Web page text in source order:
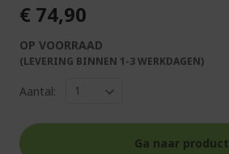
€ 74,90
OP VOORRAAD
(LEVERING BINNEN 1-3 WERKDAGEN)
Aantal:
Ga naar product